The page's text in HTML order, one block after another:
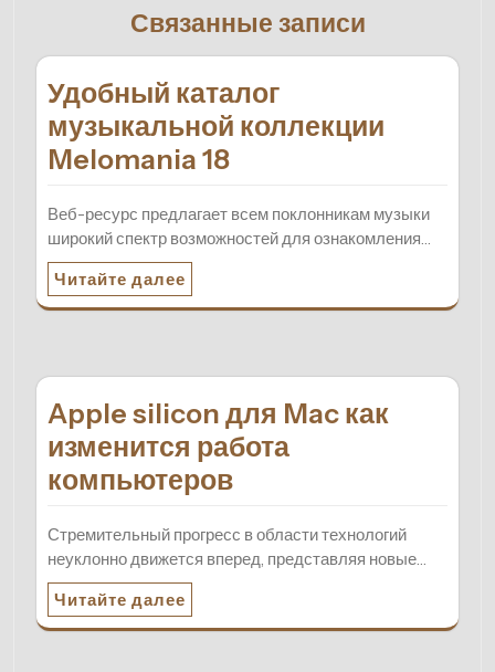
Связанные записи
Удобный каталог
музыкальной коллекции
Melomania 18
Веб-ресурс предлагает всем поклонникам музыки
широкий спектр возможностей для ознакомления…
Читайте далее
Apple silicon для Mac как
изменится работа
компьютеров
Стремительный прогресс в области технологий
неуклонно движется вперед, представляя новые…
Читайте далее